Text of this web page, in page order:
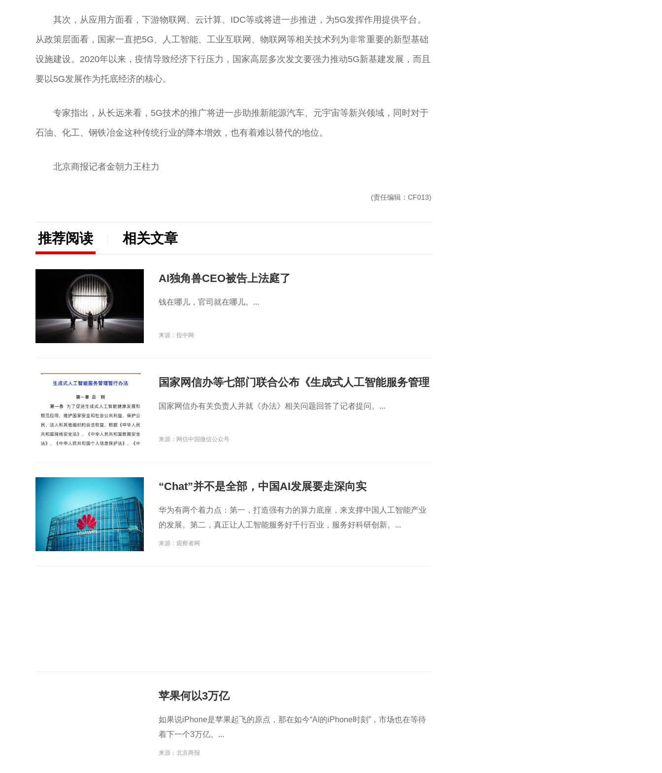
其次，从应用方面看，下游物联网、云计算、IDC等或将进一步推进，为5G发挥作用提供平台。
从政策层面看，国家一直把5G、人工智能、工业互联网、物联网等相关技术列为非常重要的新型基础
设施建设。2020年以来，疫情导致经济下行压力，国家高层多次发文要强力推动5G新基建发展，而且
要以5G发展作为托底经济的核心。
专家指出，从长远来看，5G技术的推广将进一步助推新能源汽车、元宇宙等新兴领域，同时对于
石油、化工、钢铁冶金这种传统行业的降本增效，也有着难以替代的地位。
北京商报记者金朝力王柱力
(责任编辑：CF013)
推荐阅读 相关文章
AI独角兽CEO被告上法庭了
钱在哪儿，官司就在哪儿。...
来源：投中网
国家网信办等七部门联合公布《生成式人工智能服务管理
暂行办法》
国家网信办有关负责人并就《办法》相关问题回答了记者提问。...
来源：网信中国微信公众号
“Chat”并不是全部，中国AI发展要走深向实
华为有两个着力点：第一，打造强有力的算力底座，来支撑中国人工智能产业
的发展。第二，真正让人工智能服务好千行百业，服务好科研创新。...
来源：观察者网
苹果何以3万亿
如果说iPhone是苹果起飞的原点，那在如今“AI的iPhone时刻”，市场也在等待
着下一个3万亿。...
来源：北京商报